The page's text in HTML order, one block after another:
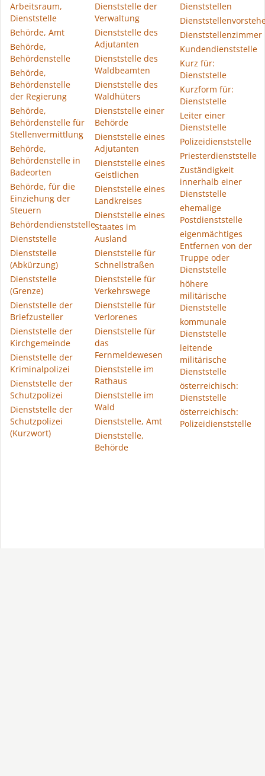
Arbeitsraum,
Dienststelle
Behörde, Amt
Behörde,
Behördenstelle
Behörde,
Behördenstelle
der Regierung
Behörde,
Behördenstelle für
Stellenvermittlung
Behörde,
Behördenstelle in
Badeorten
Behörde, für die
Einziehung der
Steuern
Behördendienststelle
Dienststelle
Dienststelle
(Abkürzung)
Dienststelle
(Grenze)
Dienststelle der
Briefzusteller
Dienststelle der
Kirchgemeinde
Dienststelle der
Kriminalpolizei
Dienststelle der
Schutzpolizei
Dienststelle der
Schutzpolizei
(Kurzwort)
Dienststelle der
Verwaltung
Dienststelle des
Adjutanten
Dienststelle des
Waldbeamten
Dienststelle des
Waldhüters
Dienststelle einer
Behörde
Dienststelle eines
Adjutanten
Dienststelle eines
Geistlichen
Dienststelle eines
Landkreises
Dienststelle eines
Staates im
Ausland
Dienststelle für
Schnellstraßen
Dienststelle für
Verkehrswege
Dienststelle für
Verlorenes
Dienststelle für
das
Fernmeldewesen
Dienststelle im
Rathaus
Dienststelle im
Wald
Dienststelle, Amt
Dienststelle,
Behörde
Dienststellen
Dienststellenzimmer
Kundendienststelle
Kurz für:
Dienststelle
Kurzform für:
Dienststelle
Leiter einer
Dienststelle
Polizeidienststelle
Priesterdienststelle
Zuständigkeit
innerhalb einer
Dienststelle
ehemalige
Postdienststelle
eigenmächtiges
Entfernen von der
Truppe oder
Dienststelle
höhere
militärische
Dienststelle
kommunale
Dienststelle
leitende
militärische
Dienststelle
österreichisch:
Dienststelle
österreichisch:
Polizeidienststelle